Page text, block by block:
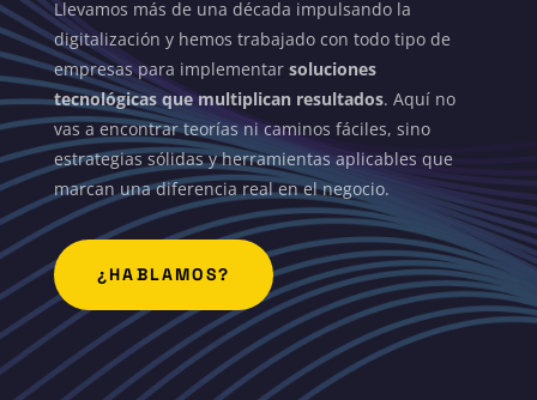
Llevamos más de una década impulsando la
digitalización y hemos trabajado con todo tipo de
empresas para implementar soluciones
tecnológicas que multiplican resultados. Aquí no
vas a encontrar teorías ni caminos fáciles, sino
estrategias sólidas y herramientas aplicables que
marcan una diferencia real en el negocio.
¿HABLAMOS?